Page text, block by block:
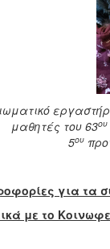
μαθητές του 63ου
5ου
για τα
με το